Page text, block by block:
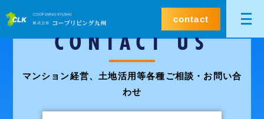
contact
CONTACT US
マンション経営、土地活用等各種ご相談・お問い合
わせ